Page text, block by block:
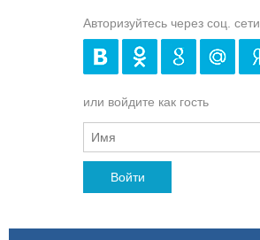
Авторизуйтесь через соц. сети
или войдите как гость
Войти